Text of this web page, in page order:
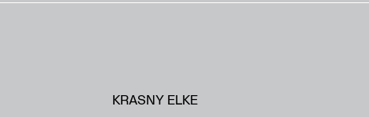
KRASNY ELKE